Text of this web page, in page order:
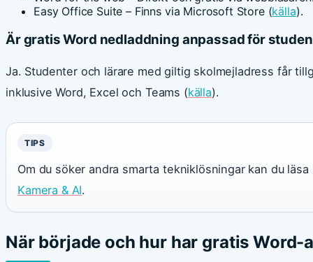
Easy Office Suite – Finns via Microsoft Store (källa).
Är gratis Word nedladdning anpassad för
Ja. Studenter och lärare med giltig skolmejladress får
inklusive Word, Excel och Teams (källa).
TIPS
Om du söker andra smarta tekniklösningar kan du
Kamera & AI.
När började och hur har gratis